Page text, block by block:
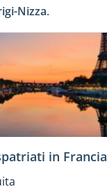
Nizza.
in Francia